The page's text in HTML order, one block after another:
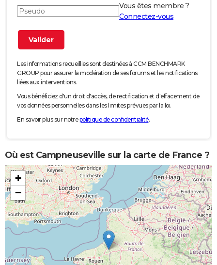
Vous êtes membre ?
Connectez-vous
Les informations recueillies sont destinées à CCM BENCHMARK
GROUP pour assurer la modération de ses forums et les notifications
liées aux interventions.
Vous bénéficiez d'un droit d'accès, de rectification et d'effacement de
vos données personnelles dans les limites prévues par la loi.
En savoir plus sur notrepolitique de confidentialité.
Où est Campneuseville sur la carte de France ?
+
−